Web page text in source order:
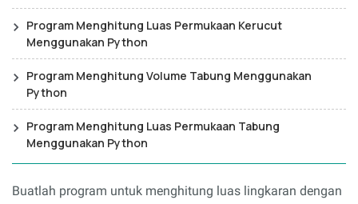
Program Menghitung Luas Permukaan Kerucut
Menggunakan Python
Program Menghitung Volume Tabung Menggunakan
Python
Program Menghitung Luas Permukaan Tabung
Menggunakan Python
Buatlah program untuk menghitung luas lingkaran dengan